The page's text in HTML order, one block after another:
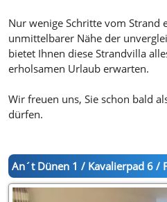
Nur wenige Schritte vom Strand
unmittelbarer Nähe der
bietet Ihnen diese Strandvilla
erholsamen Urlaub erwarten.
Wir freuen uns, Sie schon bald
dürfen.
An´t Dünen 1 / Kavalierpad 6 /